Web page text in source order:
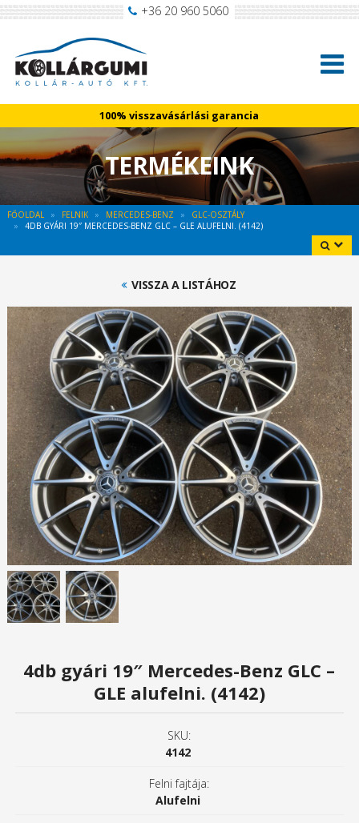
+36 20 960 5060
100% visszavásárlási garancia
TERMÉKEINK
FŐOLDAL FELNIK MERCEDES-BENZ
GLC-OSZTÁLY
4DB GYÁRI 19″ MERCEDES-BENZ GLC – GLE ALUFELNI. (4142)
VISSZA A LISTÁHOZ
4db gyári 19″ Mercedes-Benz GLC –
GLE alufelni. (4142)
SKU:
4142
Felni fajtája:
Alufelni